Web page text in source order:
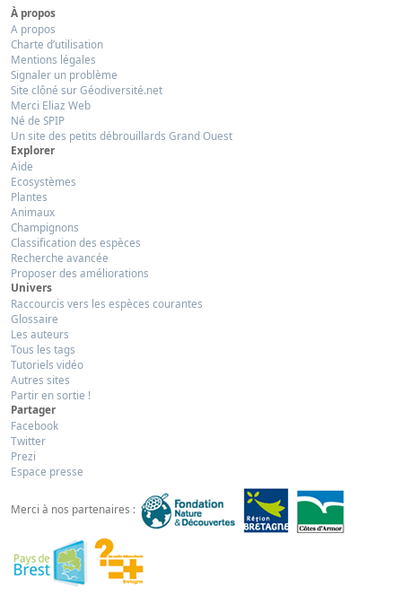
À propos
A propos
Charte d’utilisation
Mentions légales
Signaler un problème
Site clôné sur Géodiversité.net
Merci Eliaz Web
Né de SPIP
Un site des petits débrouillards Grand Ouest
Explorer
Aide
Ecosystèmes
Plantes
Animaux
Champignons
Classification des espèces
Recherche avancée
Proposer des améliorations
Univers
Raccourcis vers les espèces courantes
Glossaire
Les auteurs
Tous les tags
Tutoriels vidéo
Autres sites
Partir en sortie !
Partager
Facebook
Twitter
Prezi
Espace presse
Merci à nos partenaires :